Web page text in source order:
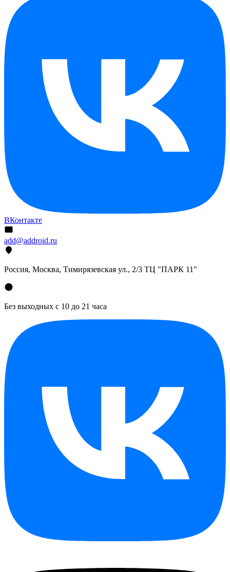
ВКонтакте
add@addroid.ru
Россия, Москва, Тимирязевская ул., 2/3 ТЦ "ПАРК 11"
Без выходных с 10 до 21 часа